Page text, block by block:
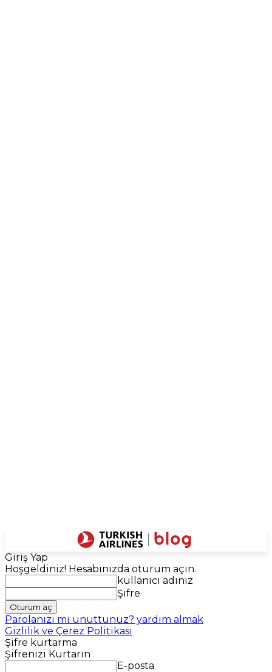
Giriş Yap
Hoşgeldiniz! Hesabınızda oturum açın.
kullanıcı adınız
Şifre
Parolanızı mı unuttunuz? yardım almak
Gizlilik ve Çerez Politikası
Şifre kurtarma
Şifrenizi Kurtarın
E-posta